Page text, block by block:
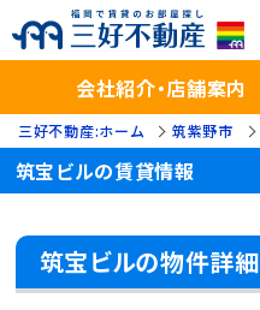
会社紹介・店舗案内
三好不動産:ホーム 筑紫野市
筑宝ビルの賃貸情報
筑宝ビルの物件詳細